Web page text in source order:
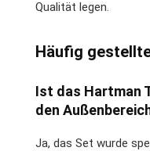
Qualität legen.
Häufig
Ist das Hartman
den
Ja, das Set wurde